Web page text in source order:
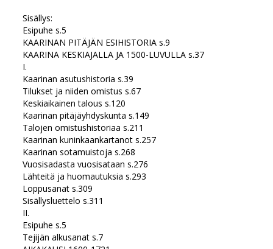
Sisällys:
Esipuhe s.5
KAARINAN PITÄJÄN ESIHISTORIA s.9
KAARINA KESKIAJALLA JA 1500-LUVULLA s.37
I.
Kaarinan asutushistoria s.39
Tilukset ja niiden omistus s.67
Keskiaikainen talous s.120
Kaarinan pitäjäyhdyskunta s.149
Talojen omistushistoriaa s.211
Kaarinan kuninkaankartanot s.257
Kaarinan sotamuistoja s.268
Vuosisadasta vuosisataan s.276
Lähteitä ja huomautuksia s.293
Loppusanat s.309
Sisällysluettelo s.311
II.
Esipuhe s.5
Tejijän alkusanat s.7